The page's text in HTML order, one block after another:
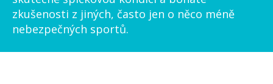
zkušenosti z jiných, často jen o něco méně
nebezpečných sportů.